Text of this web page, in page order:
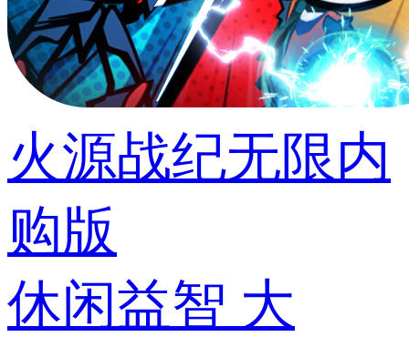
火源战纪无限内
购版
休闲益智 大